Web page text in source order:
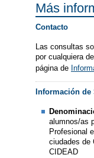
Más
Contacto
Las consultas
por cualquiera
página de
Información de
alumnos/as
Profesional
ciudades de
CIDEAD